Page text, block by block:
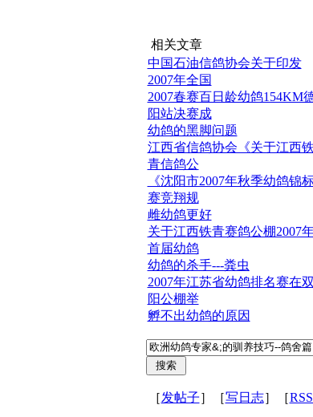
相关文章
中国石油信鸽协会关于印发
2007年全国
2007春赛百日龄幼鸽154KM
阳站决赛成
幼鸽的黑脚问题
江西省信鸽协会《关于江西
青信鸽公
《沈阳市2007年秋季幼鸽锦
赛竞翔规
雌幼鸽更好
关于江西铁青赛鸽公棚2007
首届幼鸽
幼鸽的杀手---粪虫
2007年江苏省幼鸽排名赛在双
阳公棚举
孵不出幼鸽的原因
［发帖子］［写日志］［